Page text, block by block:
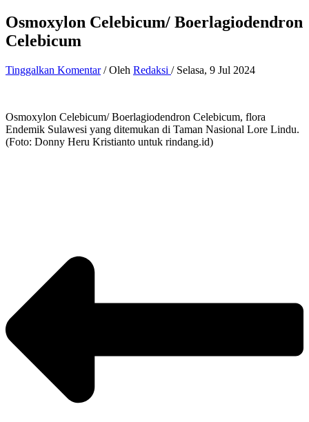
Osmoxylon Celebicum/ Boerlagiodendron
Celebicum
Tinggalkan Komentar / Oleh Redaksi / Selasa, 9 Jul 2024
Osmoxylon Celebicum/ Boerlagiodendron Celebicum, flora
Endemik Sulawesi yang ditemukan di Taman Nasional Lore Lindu.
(Foto: Donny Heru Kristianto untuk rindang.id)